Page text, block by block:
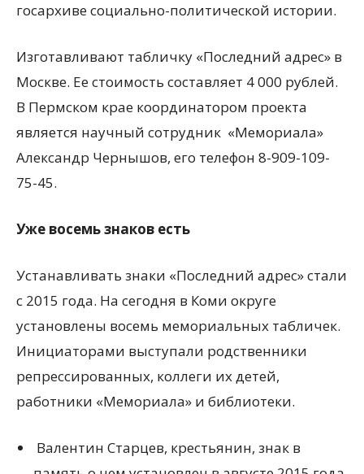
госархиве социально-политической истории.
Изготавливают табличку «Последний адрес» в
Москве. Ее стоимость составляет 4 000 рублей.
В Пермском крае координатором проекта
является научный сотрудник «Мемориала»
Александр Чернышов, его телефон 8-909-109-
75-45.
Уже восемь знаков есть
Устанавливать знаки «Последний адрес» стали
с 2015 года. На сегодня в Коми округе
установлены восемь мемориальных табличек.
Инициаторами выступали родственники
репрессированных, коллеги их детей,
работники «Мемориала» и библиотеки.
Валентин Старцев, крестьянин, знак в